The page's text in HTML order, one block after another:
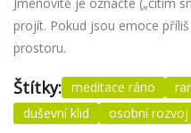
Jmenovitě je označte („cítím
projít. Pokud jsou emoce
prostoru.
Štítky: meditace ráno
duševní klid
osobní rozvoj